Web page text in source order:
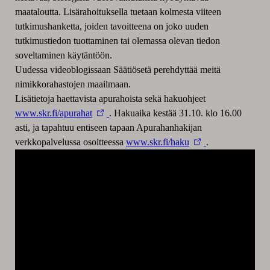
maataloutta. Lisärahoituksella tuetaan kolmesta viiteen
tutkimushanketta, joiden tavoitteena on joko uuden
tutkimustiedon tuottaminen tai olemassa olevan tiedon
soveltaminen käytäntöön.
Uudessa videoblogissaan Säätiösetä perehdyttää meitä
nimikkorahastojen maailmaan.
Lisätietoja haettavista apurahoista sekä hakuohjeet
www.skr.fi/apurahat
. Hakuaika kestää 31.10. klo 16.00
asti, ja tapahtuu entiseen tapaan Apurahanhakijan
verkkopalvelussa osoitteessa www.skr.fi/haku .